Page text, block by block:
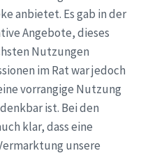
anbietet. Es gab in der
Angebote, dieses
Nutzungen
im Rat war jedoch
vorrangige Nutzung
ist. Bei den
klar, dass eine
unsere